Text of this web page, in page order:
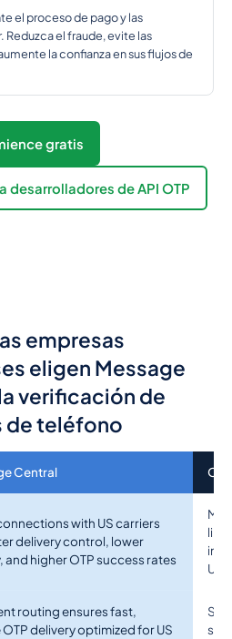
el proceso de pago y las
el fraude, evite las
la confianza en sus flujos de
gratis
desarrolladores de API OTP
empresas
eligen Message
verificación de
de teléfono
Central
with US carriers
delivery control, lower
and higher OTP success rates
US
routing ensures fast,
delivery optimized for US